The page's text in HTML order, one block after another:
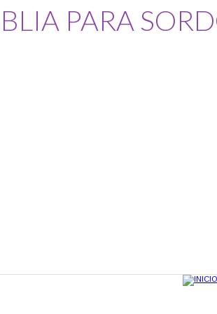
PARA